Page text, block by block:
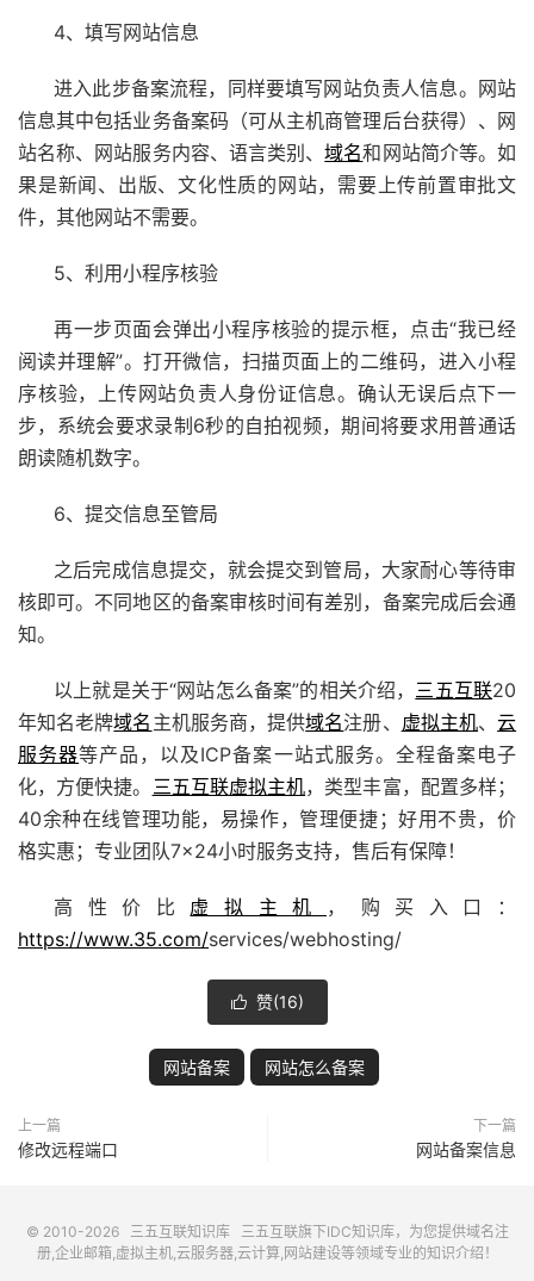
4、填写网站信息
进入此步备案流程，同样要填写网站负责人信息。网站
信息其中包括业务备案码（可从主机商管理后台获得）、网
站名称、网站服务内容、语言类别、域名和网站简介等。如
果是新闻、出版、文化性质的网站，需要上传前置审批文
件，其他网站不需要。
5、利用小程序核验
再一步页面会弹出小程序核验的提示框，点击“我已经
阅读并理解”。打开微信，扫描页面上的二维码，进入小程
序核验，上传网站负责人身份证信息。确认无误后点下一
步，系统会要求录制6秒的自拍视频，期间将要求用普通话
朗读随机数字。
6、提交信息至管局
之后完成信息提交，就会提交到管局，大家耐心等待审
核即可。不同地区的备案审核时间有差别，备案完成后会通
知。
以上就是关于“网站怎么备案”的相关介绍， 三五互联20
年知名老牌域名 主机服务商，提供域名注册、 虚拟主机、云
服务器等产品，以及ICP备案一站式服务。全程备案电子
化，方便快捷。 三五互联虚拟主机，类型丰富，配置多样；
40余种在线管理功能，易操作，管理便捷；好用不贵，价
格实惠；专业团队7×24小时服务支持，售后有保障！
高性价比 虚拟主机
，购买入口：
https://www.35.com/services/webhosting/
 赞(16)
网站备案 网站怎么备案
上一篇
修改远程端口
下一篇
网站备案信息
© 2010-2026 三五互联知识库 三五互联旗下IDC知识库，为您提供域名注
册,企业邮箱,虚拟主机,云服务器,云计算,网站建设等领域专业的知识介绍！